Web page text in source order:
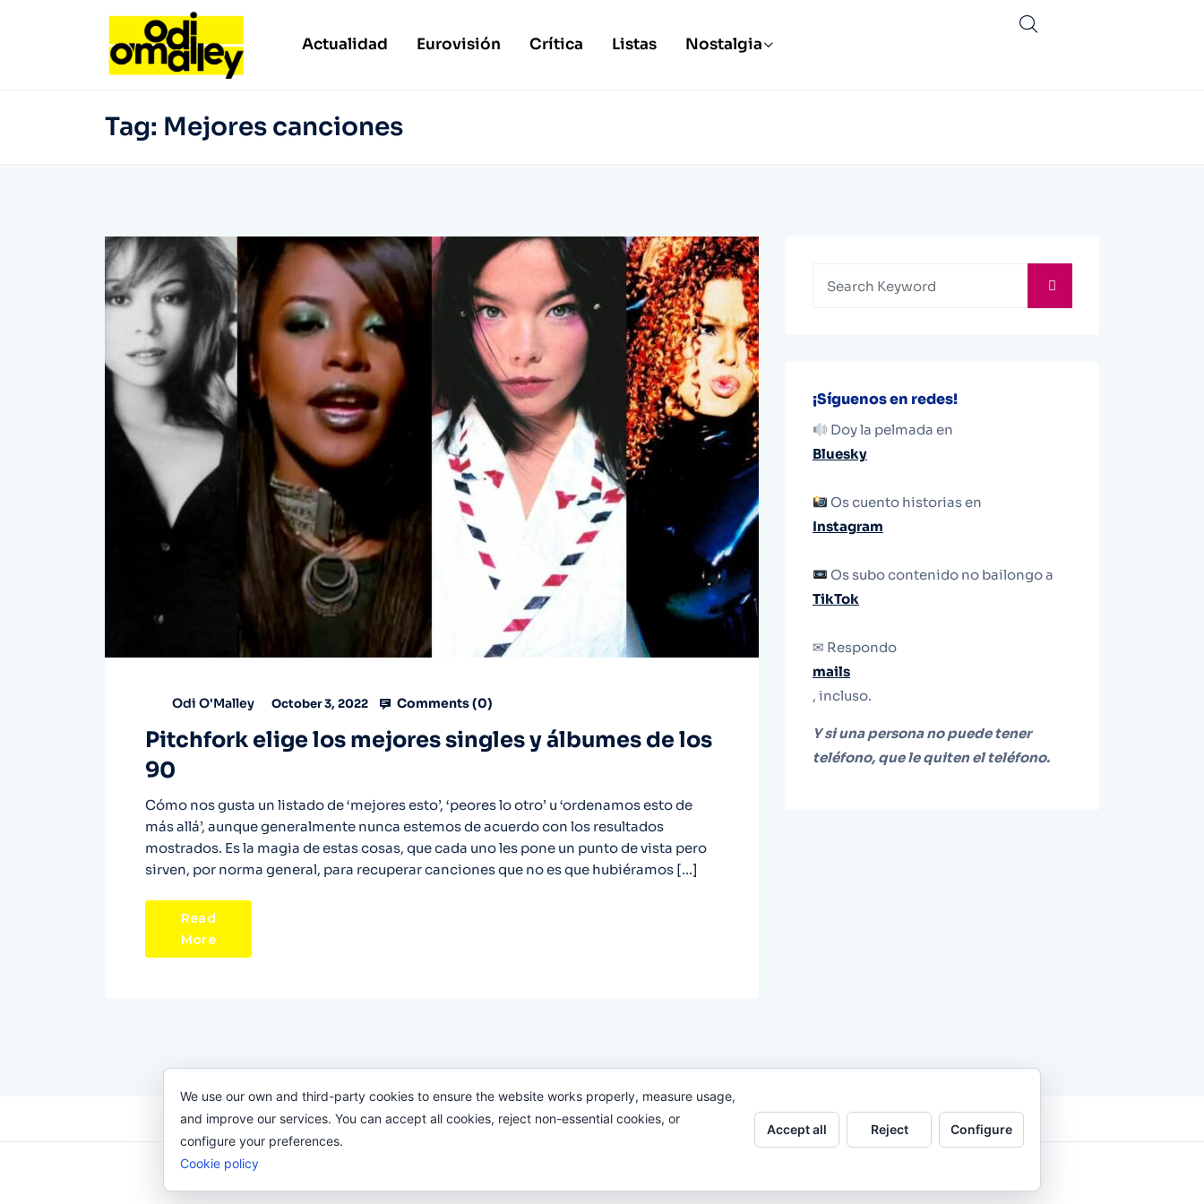
Actualidad Eurovisión Crítica Listas Nostalgia
Tag: Mejores canciones
Odi O'Malley October 3, 2022 Comments (0)
Pitchfork elige los mejores singles y álbumes de los
90
Cómo nos gusta un listado de ‘mejores esto’, ‘peores lo otro’ u ‘ordenamos esto de
más allá’, aunque generalmente nunca estemos de acuerdo con los resultados
mostrados. Es la magia de estas cosas, que cada uno les pone un punto de vista pero
sirven, por norma general, para recuperar canciones que no es que hubiéramos […]
Read
More
¡Síguenos en redes!
Doy la pelmada en
Bluesky
Os cuento historias en
Instagram
Os subo contenido no bailongo a
TikTok
✉ Respondo
mails
, incluso.
Y si una persona no puede tener
teléfono, que le quiten el teléfono.
We use our own and third-party cookies to ensure the website works properly, measure usage,
and improve our services. You can accept all cookies, reject non-essential cookies, or
configure your preferences.
Cookie policy
Accept all Reject Configure